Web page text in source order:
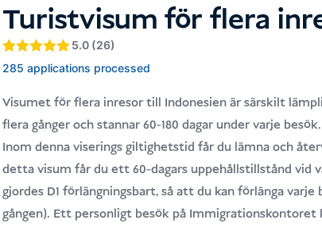
Turistvisum för flera
Betygsatt5
av 5 baserat
5
kundrecensioner
5.0 (26)
285 applications processed
Visumet för flera inresor till Indonesien är särskilt
flera gånger och stannar 60-180 dagar under varje
Inom denna viserings giltighetstid får du lämna och
detta visum får du ett 60-dagars uppehållstillstånd vid
gjordes D1 förlängningsbart, så att du kan förlänga varje
gången). Ett personligt besök på Immigrationskontoret